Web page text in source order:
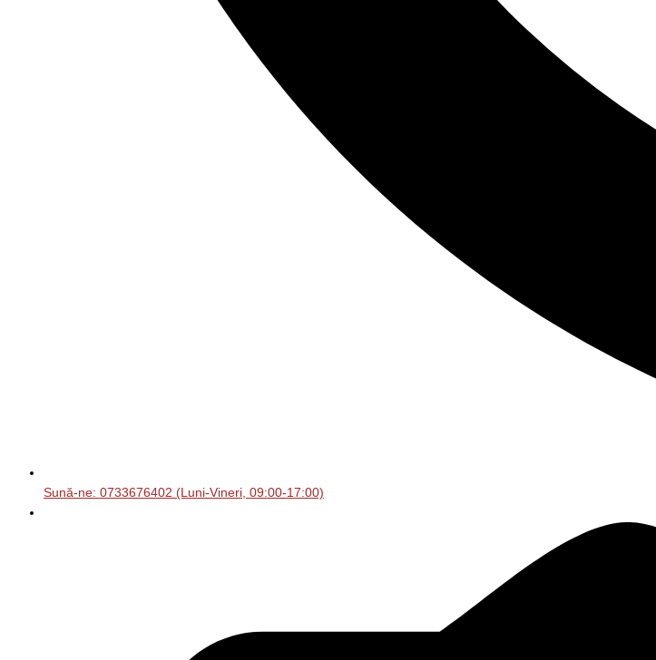
Sună-ne: 0733676402 (Luni-Vineri, 09:00-17:00)